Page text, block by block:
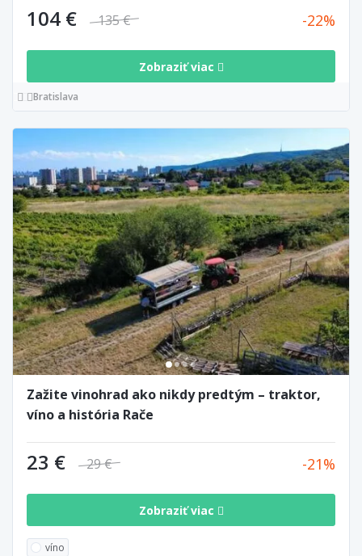
104 € 135 € 22
Zobraziť viac
Bratislava
Zažite vinohrad ako nikdy predtým – traktor,
víno a história Rače
23 € 29 € 21
Zobraziť viac
víno